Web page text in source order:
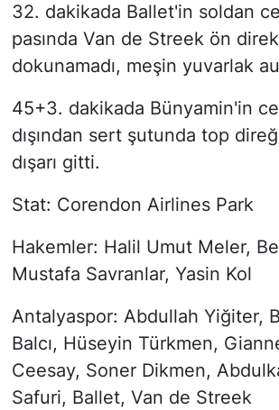
32. dakikada Ballet'in soldan
pasında Van de Streek ön
dokunamadı, meşin yuvarlak
45+3. dakikada Bünyamin'in
dışından sert şutunda top
dışarı gitti.
Stat: Corendon Airlines Park
Hakemler: Halil Umut Meler,
Mustafa Savranlar, Yasin Kol
Antalyaspor: Abdullah Yiğiter,
Balcı, Hüseyin Türkmen,
Ceesay, Soner Dikmen,
Safuri, Ballet, Van de Streek